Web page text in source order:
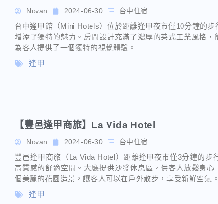
Novan 2024-06-30 台中住宿
台中逄甲館（Mini Hotels）位於距離逢甲夜市僅10分鐘的
增添了獨特的魅力。房間設計充滿了濃厚的英式工業風格
為客人提供了一個獨特的視覺體驗。
逢甲
【豐邑逢甲商旅】La Vida Hotel
Novan 2024-06-30 台中住宿
豐邑逢甲商旅（La Vida Hotel）距離逢甲夜市僅3分鐘的
高質感的舒適空間。大廳提供沙發休息區，供客人放鬆身
個美麗的花園造景，讓客人可以在戶外散步，享受新鮮空氣
逢甲